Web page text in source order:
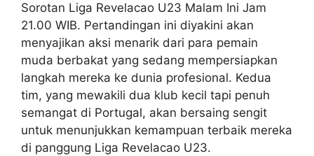
Sorotan Liga Revelacao U23 Malam Ini Jam
21.00 WIB. Pertandingan ini diyakini akan
menyajikan aksi menarik dari para pemain
muda berbakat yang sedang mempersiapkan
langkah mereka ke dunia profesional. Kedua
tim, yang mewakili dua klub kecil tapi penuh
semangat di Portugal, akan bersaing sengit
untuk menunjukkan kemampuan terbaik mereka
di panggung Liga Revelacao U23.